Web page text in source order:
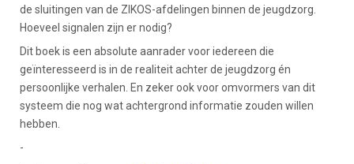
de sluitingen van de ZIKOS-afdelingen binnen de jeugdzorg.
Hoeveel signalen zijn er nodig?
Dit boek is een absolute aanrader voor iedereen die
geïnteresseerd is in de realiteit achter de jeugdzorg én
persoonlijke verhalen. En zeker ook voor omvormers van dit
systeem die nog wat achtergrond informatie zouden willen
hebben.
-